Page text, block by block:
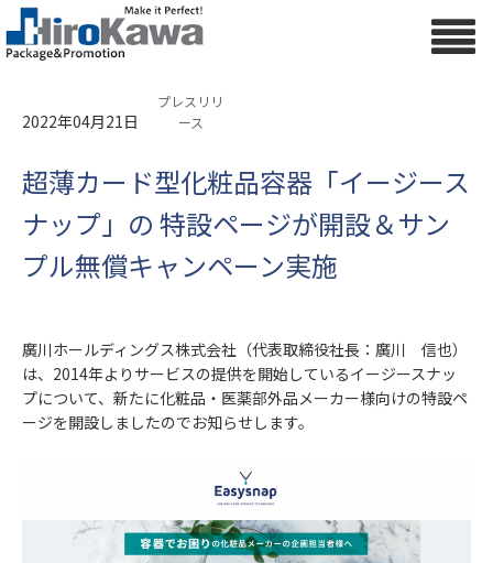
2022年04月21日
プレスリリ
ース
超薄カード型化粧品容器「イージース
ナップ」の 特設ページが開設＆サン
プル無償キャンペーン実施
廣川ホールディングス株式会社（代表取締役社長：廣川 信也）
は、2014年よりサービスの提供を開始しているイージースナッ
プについて、新たに化粧品・医薬部外品メーカー様向けの特設ペ
ージを開設しましたのでお知らせします。